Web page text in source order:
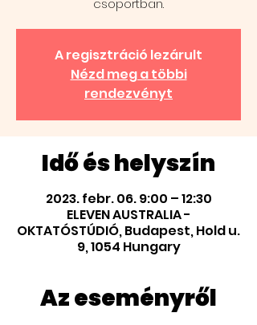
csoportban.
A regisztráció lezárult
Nézd meg a többi
rendezvényt
Idő és helyszín
2023. febr. 06. 9:00 – 12:30
ELEVEN AUSTRALIA -
OKTATÓSTÚDIÓ, Budapest, Hold u.
9, 1054 Hungary
Az eseményről